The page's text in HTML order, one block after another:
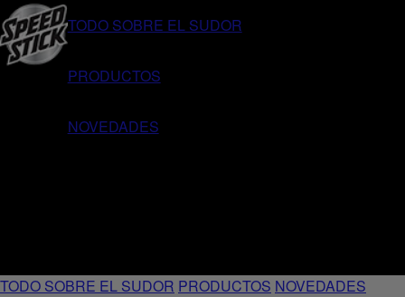
TODO SOBRE EL SUDOR
PRODUCTOS
NOVEDADES
TODO SOBRE EL SUDOR PRODUCTOS NOVEDADES